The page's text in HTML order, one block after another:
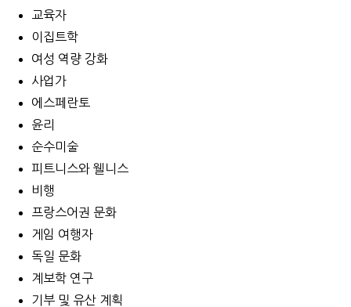
교육자
이집트학
여성 역량 강화
사업가
에스페란토
윤리
순수미술
피트니스와 웰니스
비행
프랑스어권 문화
게임 여행자
독일 문화
계보학 연구
기부 및 유산 계획